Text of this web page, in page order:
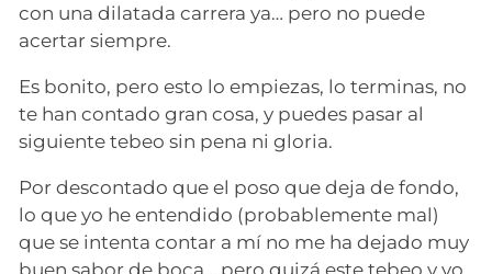
con una dilatada carrera ya… pero no puede
acertar siempre.
Es bonito, pero esto lo empiezas, lo terminas, no
te han contado gran cosa, y puedes pasar al
siguiente tebeo sin pena ni gloria.
Por descontado que el poso que deja de fondo,
lo que yo he entendido (probablemente mal)
que se intenta contar a mí no me ha dejado muy
buen sabor de boca… pero quizá este tebeo y yo